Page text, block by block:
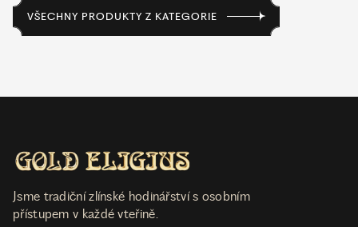
VŠECHNY PRODUKTY Z KATEGORIE
Jsme tradiční zlínské hodinářství s osobním
přístupem v každé vteřině.